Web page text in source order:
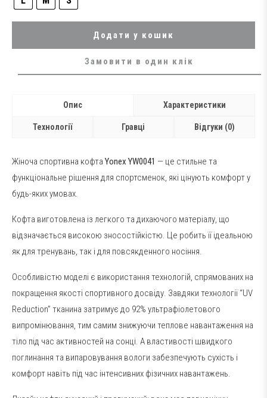
Додати у кошик
Замовити в один клік
Опис Характеристики
Технології Гравці Відгуки (0)
Жіноча спортивна кофта Yonex YW0041 — це стильне та
функціональне рішення для спортсменок, які цінують комфорт у
будь-яких умовах.
Кофта виготовлена із легкого та дихаючого матеріалу, що
відзначається високою зносостійкістю. Це робить її ідеальною
як для тренувань, так і для повсякденного носіння.
Особливістю моделі є використання технологій, спрямованих на
покращення якості спортивного досвіду. Завдяки технології “UV
Reduction” тканина затримує до 92% ультрафіолетового
випромінювання, тим самим знижуючи теплове навантаження на
тіло під час активностей на сонці. А властивості швидкого
поглинання та випаровування вологи забезпечують сухість і
комфорт навіть під час інтенсивних фізичних навантажень.